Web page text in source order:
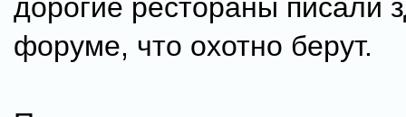
дорогие рестораны писали
форуме, что охотно берут.